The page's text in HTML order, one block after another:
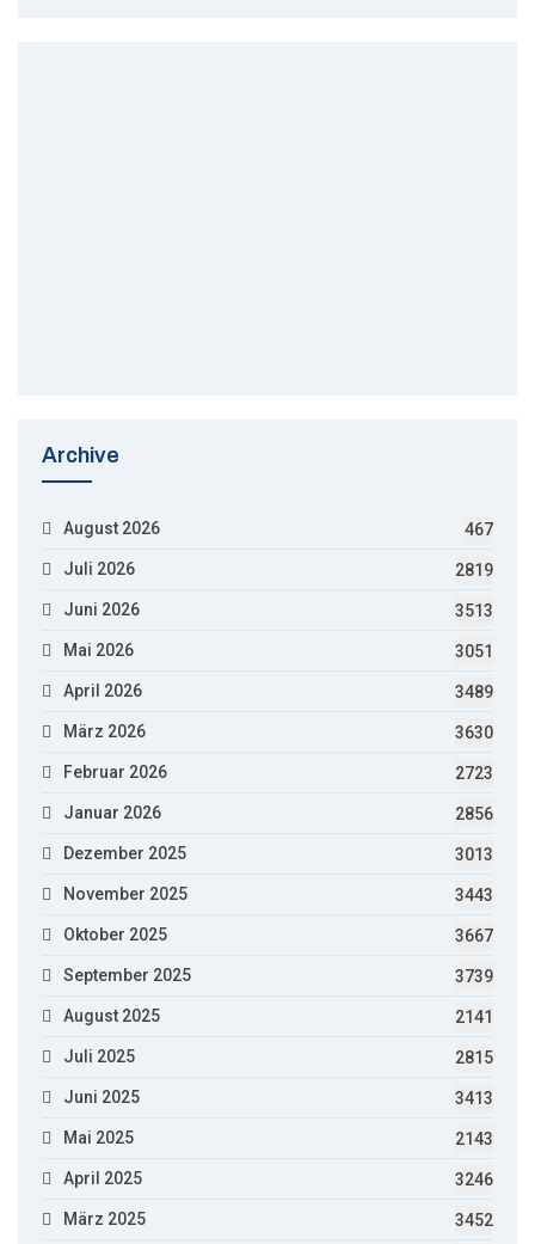
Archive
August 2026 467
Juli 2026 2819
Juni 2026 3513
Mai 2026 3051
April 2026 3489
März 2026 3630
Februar 2026 2723
Januar 2026 2856
Dezember 2025 3013
November 2025 3443
Oktober 2025 3667
September 2025 3739
August 2025 2141
Juli 2025 2815
Juni 2025 3413
Mai 2025 2143
April 2025 3246
März 2025 3452